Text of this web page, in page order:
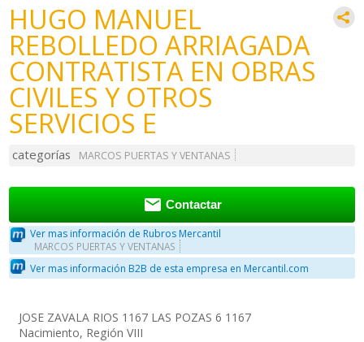
HUGO MANUEL
REBOLLEDO ARRIAGADA
CONTRATISTA EN OBRAS
CIVILES Y OTROS
SERVICIOS E
categorías MARCOS PUERTAS Y VENTANAS
 Contactar
Ver mas información de Rubros Mercantil
MARCOS PUERTAS Y VENTANAS
Ver mas información B2B de esta empresa en Mercantil.com
JOSE ZAVALA RIOS 1167 LAS POZAS 6 1167
Nacimiento, Región VIII